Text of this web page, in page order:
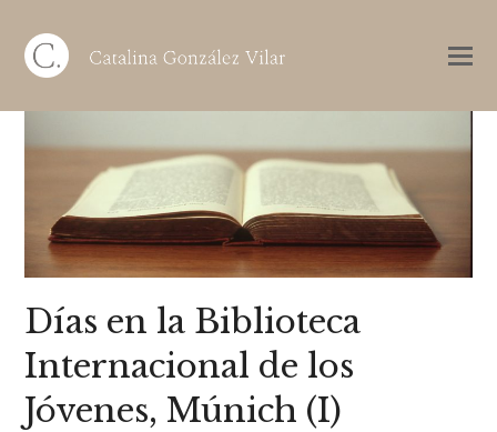
Días en la Biblioteca
Internacional de los
Jóvenes, Múnich (I)